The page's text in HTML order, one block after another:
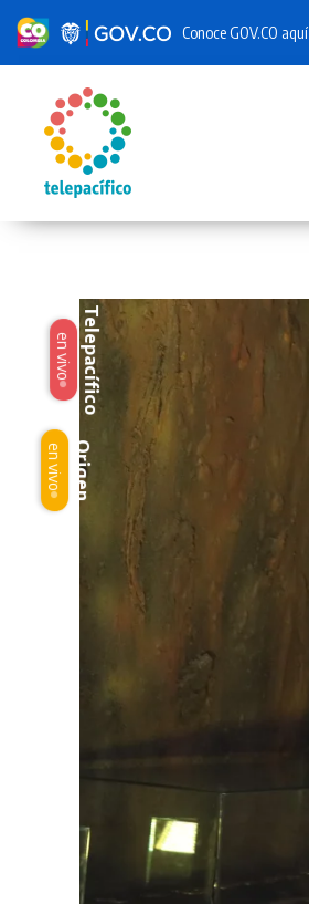
Skip to main content
Conoce GOV.CO aquí
Telepacífico
en vivo
Origen
en vivo